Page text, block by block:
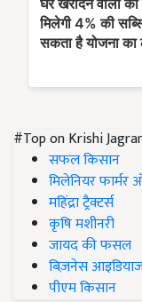
#Top on Krishi
सफल किसान
मिलेनियर फार्मर
महिंद्रा ट्रैक्टर्स
कृषि मशीनरी
जायद की फसल
बिज़नेस
पीएम किसान